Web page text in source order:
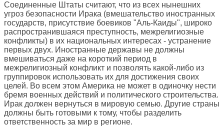
Соединенные Штаты считают, что из всех нынешних
угроз безопасности Ирака (вмешательство иностранных
государств, присутствие боевиков "Аль-Каиды", широко
распространившаяся преступность, межрелигиозные
конфликты) в их национальных интересах - устранение
первых двух. Иностранные державы не должны
вмешиваться даже на короткий период в
межрелигиозный конфликт и позволять какой-либо из
группировок использовать их для достижения своих
целей. Во всем этом Америка не может в одиночку нести
бремя военных действий и политического строительства.
Ирак должен вернуться в мировую семью. Другие страны
должны быть готовыми к тому, чтобы разделить
ответственность за мир в регионе.